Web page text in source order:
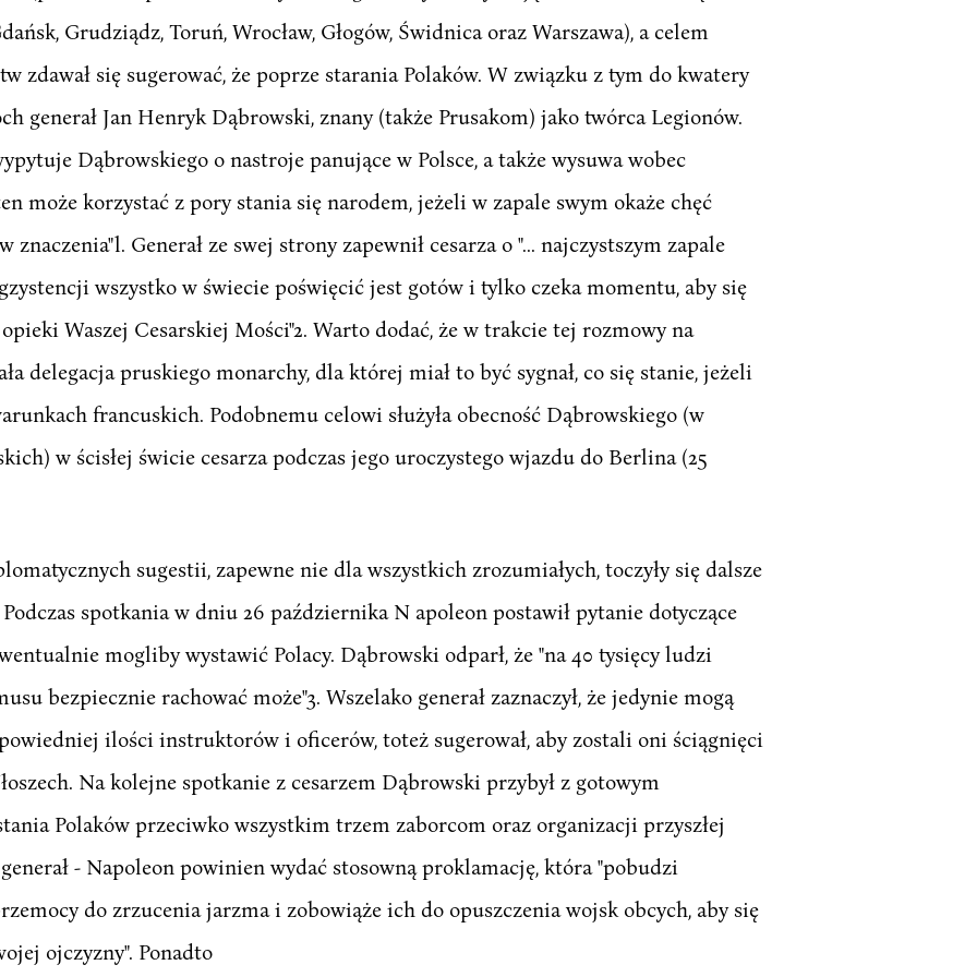
Grudziądz, Toruń, Wrocław, Głogów, Świdnica oraz Warszawa), a celem
zdawał się sugerować, że poprze starania Polaków. W związku z tym do kwatery
generał Jan Henryk Dąbrowski, znany (także Prusakom) jako twórca Legionów.
Dąbrowskiego o nastroje panujące w Polsce, a także wysuwa wobec
może korzystać z pory stania się narodem, jeżeli w zapale swym okaże chęć
Generał ze swej strony zapewnił cesarza o "... najczystszym zapale
wszystko w świecie poświęcić jest gotów i tylko czeka momentu, aby się
Waszej Cesarskiej Mości"2. Warto dodać, że w trakcie tej rozmowy na
delegacja pruskiego monarchy, dla której miał to być sygnał, co się stanie, jeżeli
francuskich. Podobnemu celowi służyła obecność Dąbrowskiego (w
w ścisłej świcie cesarza podczas jego uroczystego wjazdu do Berlina (25
sugestii, zapewne nie dla wszystkich zrozumiałych, toczyły się dalsze
spotkania w dniu 26 października N apoleon postawił pytanie dotyczące
mogliby wystawić Polacy. Dąbrowski odparł, że "na 40 tysięcy ludzi
bezpiecznie rachować może"3. Wszelako generał zaznaczył, że jedynie mogą
ilości instruktorów i oficerów, toteż sugerował, aby zostali oni ściągnięci
Na kolejne spotkanie z cesarzem Dąbrowski przybył z gotowym
Polaków przeciwko wszystkim trzem zaborcom oraz organizacji przyszłej
- Napoleon powinien wydać stosowną proklamację, która "pobudzi
do zrzucenia jarzma i zobowiąże ich do opuszczenia wojsk obcych, aby się
ojczyzny". Ponadto